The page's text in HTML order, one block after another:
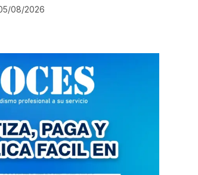
08/2026